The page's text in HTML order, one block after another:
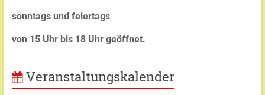
sonntags und feiertags
von 15 Uhr bis 18 Uhr geöffnet.
Veranstaltungskalender